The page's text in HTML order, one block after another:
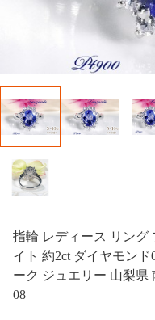
指輪 レディース リング
イト 約2ct ダイヤモン
ーク ジュエリー 山梨県
08